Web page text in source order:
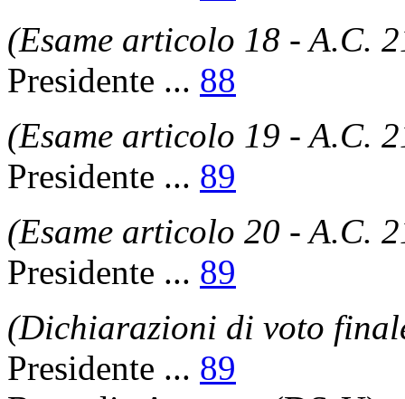
(Esame articolo 18 - A.C.
Presidente ... 88
(Esame articolo 19 - A.C.
Presidente ... 89
(Esame articolo 20 - A.C.
Presidente ... 89
(Dichiarazioni di voto
Presidente ... 89